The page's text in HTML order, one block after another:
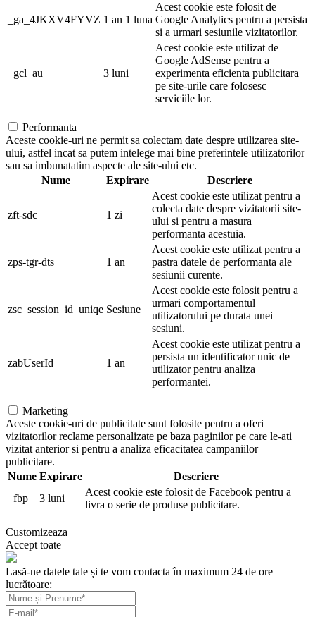
_ga_4JKXV4FYVZ 1 an 1 luna
Acest cookie este folosit de
Google Analytics pentru a persista
si a urmari sesiunile vizitatorilor.
_gcl_au 3 luni
Acest cookie este utilizat de
Google AdSense pentru a
experimenta eficienta publicitara
pe site-urile care folosesc
serviciile lor.
Performanta
Aceste cookie-uri ne permit sa colectam date despre utilizarea site-
ului, astfel incat sa putem intelege mai bine preferintele utilizatorilor
sau sa imbunatatim aspecte ale site-ului etc.
Nume
Expirare Descriere
zft-sdc 1 zi
Acest cookie este utilizat pentru a
colecta date despre vizitatorii site-
ului si pentru a masura
performanta acestuia.
zps-tgr-dts 1 an
Acest cookie este utilizat pentru a
pastra datele de performanta ale
sesiunii curente.
zsc_session_id_uniqe Sesiune
Acest cookie este folosit pentru a
urmari comportamentul
utilizatorului pe durata unei
sesiuni.
zabUserId 1 an
Acest cookie este utilizat pentru a
persista un identificator unic de
utilizator pentru analiza
performantei.
Marketing
Aceste cookie-uri de publicitate sunt folosite pentru a oferi
vizitatorilor reclame personalizate pe baza paginilor pe care le-ati
vizitat anterior si pentru a analiza eficacitatea campaniilor
publicitare.
Nume Expirare
Descriere
_fbp
3 luni
Acest cookie este folosit de Facebook pentru a
livra o serie de produse publicitare.
Customizeaza
Accept toate
Lasă-ne datele tale și te vom contacta în maximum 24 de ore
lucrătoare: